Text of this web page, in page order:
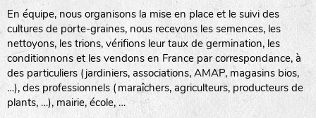
En équipe, nous organisons la mise en place et le suivi des
cultures de porte-graines, nous recevons les semences, les
nettoyons, les trions, vérifions leur taux de germination, les
conditionnons et les vendons en France par correspondance, à
des particuliers (jardiniers, associations, AMAP, magasins bios,
…), des professionnels (maraîchers, agriculteurs, producteurs de
plants, …), mairie, école, …